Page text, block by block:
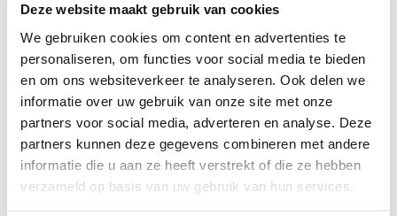
Deze website maakt gebruik van cookies
We gebruiken cookies om content en advertenties te
personaliseren, om functies voor social media te bieden
en om ons websiteverkeer te analyseren. Ook delen we
informatie over uw gebruik van onze site met onze
partners voor social media, adverteren en analyse. Deze
partners kunnen deze gegevens combineren met andere
informatie die u aan ze heeft verstrekt of die ze hebben
verzameld op basis van uw gebruik van hun services.
Op zoek naar de beste
vermogensbeheerder?
Bent u op zoek naar de voor u beste
vermogensbeheerder?
Vraag dan gratis en geheel vrijblijvend een
SelectieRapport aan. Per e-mail ontvangt u
een selectie van goede vermogensbeheerders die het
beste passen bij uw persoonlijke situatie, wensen en
voorkeuren.